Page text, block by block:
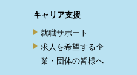
キャリア支援
就職サポート
求人を希望する企
業・団体の皆様へ